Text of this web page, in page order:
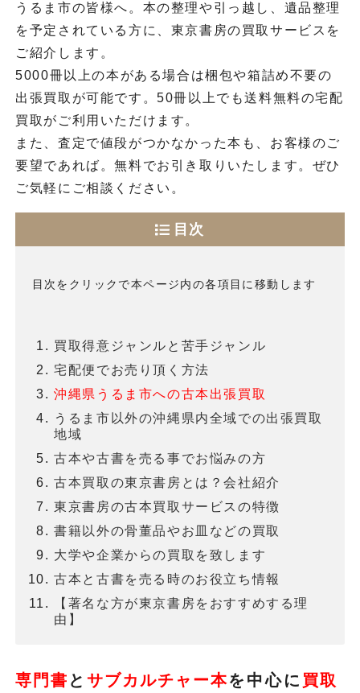
うるま市の皆様へ。本の整理や引っ越し、遺品整理
を予定されている方に、東京書房の買取サービスを
ご紹介します。
5000冊以上の本がある場合は梱包や箱詰め不要の
出張買取が可能です。50冊以上でも送料無料の宅配
買取がご利用いただけます。
また、査定で値段がつかなかった本も、お客様のご
要望であれば。無料でお引き取りいたします。ぜひ
ご気軽にご相談ください。
目次
目次をクリックで本ページ内の各項目に移動します
買取得意ジャンルと苦手ジャンル
宅配便でお売り頂く方法
沖縄県うるま市への古本出張買取
うるま市以外の沖縄県内全域での出張買取
地域
古本や古書を売る事でお悩みの方
古本買取の東京書房とは？会社紹介
東京書房の古本買取サービスの特徴
書籍以外の骨董品やお皿などの買取
大学や企業からの買取を致します
古本と古書を売る時のお役立ち情報
【著名な方が東京書房をおすすめする理
由】
専門書 とサブカルチャー本を 中心に 買取